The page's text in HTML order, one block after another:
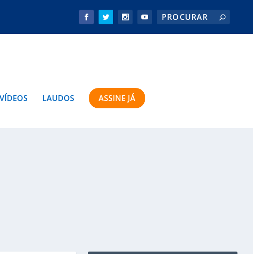
VÍDEOS LAUDOS ASSINE JÁ